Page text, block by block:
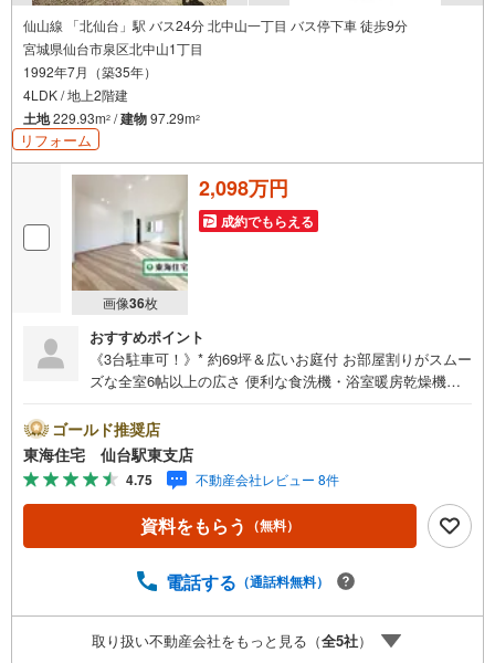
仙山線 「北仙台」駅 バス24分 北中山一丁目 バス停下車 徒歩9分
宮城県仙台市泉区北中山1丁目
1992年7月（築35年）
4LDK / 地上2階建
土地229.93m2 /建物97.29m2
リフォーム
画像36枚
2,098万円
成約でもらえる
おすすめポイント
《3台駐車可！》* 約69坪＆広いお庭付 お部屋割りがスムー
ズな全室6帖以上の広さ 便利な食洗機・浴室暖房乾燥機あ
広々バルコニー * 未掲載物件のご提案・ご案内も可能です
* アピールポイント *■家事の手間が省ける！便利・清潔的
な食洗機付き新品システムキッチン ■全室に照明器具付き
のため、ご入居がスムーズ！■お子様が成長しても窮屈感を
感じさせない全室6帖以上のゆとりある広さ〇。■お洗濯物
や寝具類も同時に干せる広々バルコニー ■本格的BBQも楽
徒歩15分・南中山中学校:徒歩20分・ミニストップ南中山
わせについて *・当日のご予約も承っております！お気軽
にお電話下さい！・来社はもちろん、メールでのご相談、
ゴールド推奨店
東海住宅 仙台駅東支店
4.75 不動産会社レビュー 8件
資料をもらう （無料）
電話する （通話料無料）
取り扱い不動産会社をもっと見る（全5社）